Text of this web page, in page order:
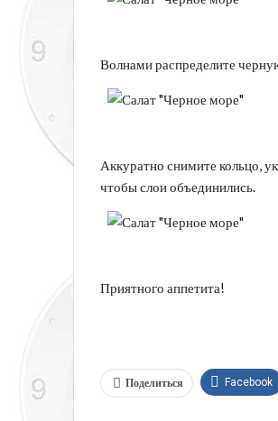
Волнами распределите
Аккуратно снимите кольцо,
чтобы слои объединились.
Приятного аппетита!
Поделиться Facebook